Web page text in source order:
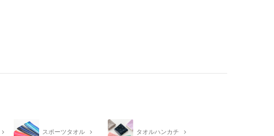
スポーツタオル タオルハンカチ